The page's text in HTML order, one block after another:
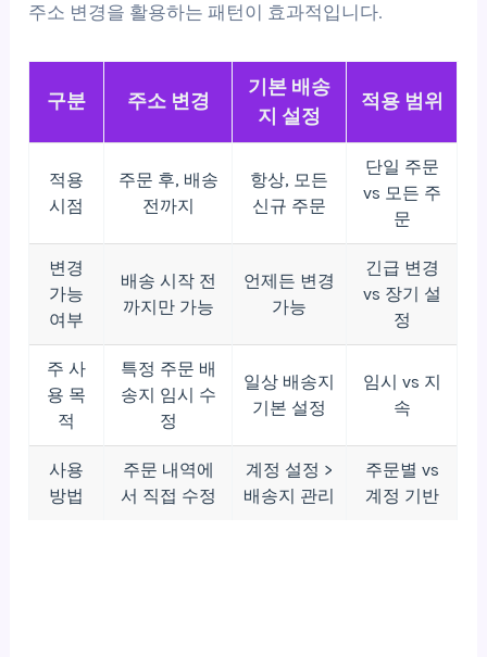
주소 변경을 활용하는 패턴이 효과적입니다.
구분 주소 변경
기본 배송
지 설정
적용 범위
적용
시점
주문 후, 배송
전까지
항상, 모든
신규 주문
단일 주문
vs 모든 주
문
변경
가능
여부
배송 시작 전
까지만 가능
언제든 변경
가능
긴급 변경
vs 장기 설
정
주 사
용 목
적
특정 주문 배
송지 임시 수
정
일상 배송지
기본 설정
임시 vs 지
속
사용
방법
주문 내역에
서 직접 수정
계정 설정 >
배송지 관리
주문별 vs
계정 기반